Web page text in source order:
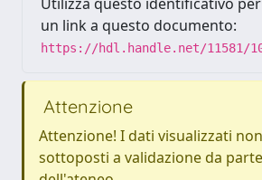
un link a questo documento:
https://hdl.handle.net/11581/
Attenzione
Attenzione! I dati visualizzati
sottoposti a validazione da parte